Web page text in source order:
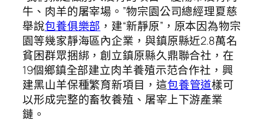
牛、肉羊的屠宰場。”物宗園公司總經理夏慈
舉說包養俱樂部 ，建“新靜原”，原本因為物宗
園等幾家靜海區內企業，與鎮原縣近2.8萬名
貧困群眾捆綁，創立鎮原縣久鼎聯合社，在
19個鄉鎮全部建立肉羊養殖示范合作社，興
建黑山羊保種繁育新項目，這包養管道樣可
以形成完整的畜牧養殖、屠宰上下游產業
鏈。